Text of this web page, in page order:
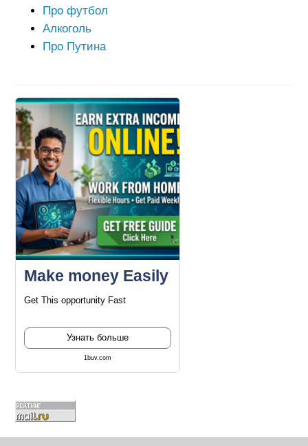
Про футбол
Алкоголь
Про Путина
Make money Easily
Get This opportunity Fast
Узнать больше
1buv.com